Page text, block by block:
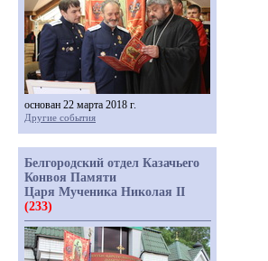
основан 22 марта 2018 г.
Другие события
Белгородский отдел Казачьего
Конвоя Памяти
Царя Мученика Николая II
(233)